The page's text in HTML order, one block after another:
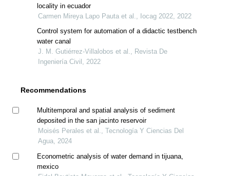
locality in ecuador
Carmen Mireya Lapo Pauta et al., Iocag 2022, 2022
Control system for automation of a didactic testbench
water canal
J. M. Gutiérrez-Villalobos et al., Revista De
Ingeniería Civil, 2022
Recommendations
Multitemporal and spatial analysis of sediment
deposited in the san jacinto reservoir
Moisés Perales et al., Tecnología Y Ciencias Del
Agua, 2024
Econometric analysis of water demand in tijuana,
mexico